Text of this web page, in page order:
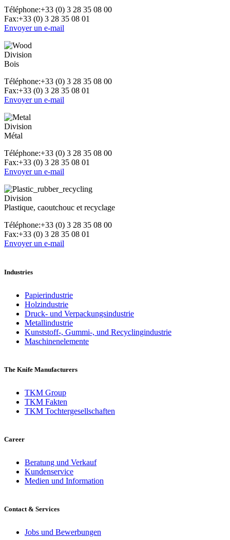
Téléphone:+33 (0) 3 28 35 08 00
Fax:+33 (0) 3 28 35 08 01
Envoyer un e-mail
Division
Bois
Téléphone:+33 (0) 3 28 35 08 00
Fax:+33 (0) 3 28 35 08 01
Envoyer un e-mail
Division
Métal
Téléphone:+33 (0) 3 28 35 08 00
Fax:+33 (0) 3 28 35 08 01
Envoyer un e-mail
Division
Plastique, caoutchouc et recyclage
Téléphone:+33 (0) 3 28 35 08 00
Fax:+33 (0) 3 28 35 08 01
Envoyer un e-mail
Industries
Papierindustrie
Holzindustrie
Druck- und Verpackungsindustrie
Metallindustrie
Kunststoff-, Gummi-, und Recyclingindustrie
Maschinenelemente
The Knife Manufacturers
TKM Group
TKM Fakten
TKM Tochtergesellschaften
Career
Beratung und Verkauf
Kundenservice
Medien und Information
Contact & Services
Jobs und Bewerbungen